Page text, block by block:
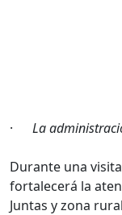
· La
Durante una
fortalecerá la
Juntas y zona